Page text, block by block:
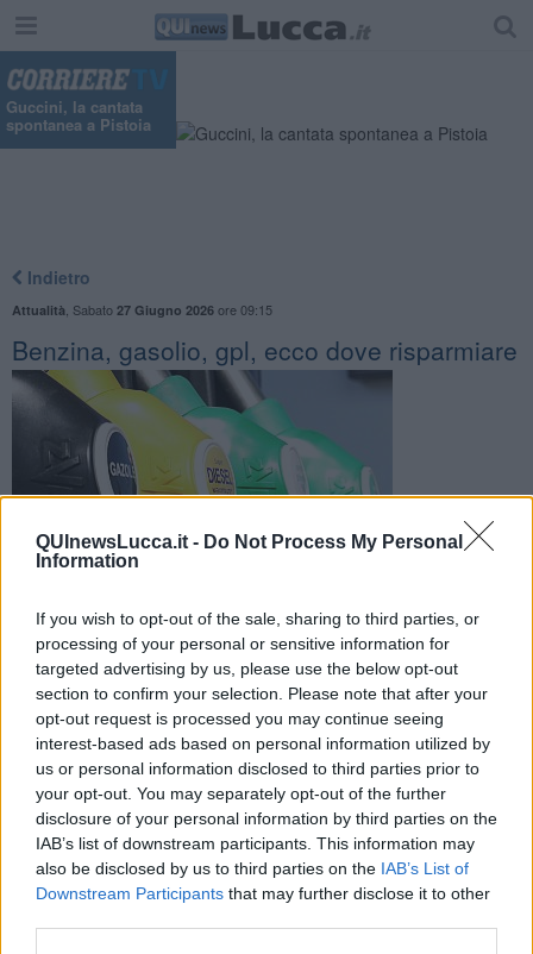
QUInewsLucca.it - Do Not Process My Personal
Information
If you wish to opt-out of the sale, sharing to third parties, or
processing of your personal or sensitive information for
targeted advertising by us, please use the below opt-out
section to confirm your selection. Please note that after your
opt-out request is processed you may continue seeing
interest-based ads based on personal information utilized by
us or personal information disclosed to third parties prior to
your opt-out. You may separately opt-out of the further
disclosure of your personal information by third parties on the
IAB’s list of downstream participants. This information may
also be disclosed by us to third parties on the IAB’s List of
Downstream Participants that may further disclose it to other
Guccini, la cantata
spontanea a Pistoia
Indietro
Attualità Sabato 27 Giugno 2026ore 09:15
Benzina, gasolio, gpl, ecco dove risparmiare
Ecco l'elenco dei prezzi del carburante in provincia di Lucca.
Comune per comune gli impianti più economici dove fare
rifornimento.
PROVINCIA DI LUCCA —Questi i prezzi dei carburantirilevati al
giorno 27 June 2026dalMinistero dello sviluppo economico